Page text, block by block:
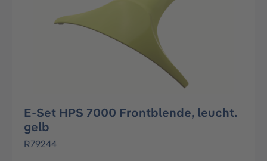
E-Set HPS 7000 Frontblende, leucht.
gelb
R79244